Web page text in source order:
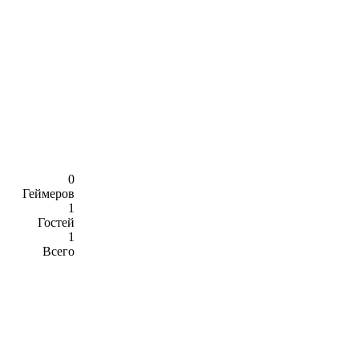
0
Геймеров
1
Гостей
1
Всего